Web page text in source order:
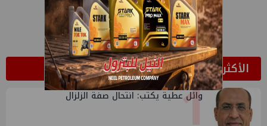
الأكثر قراءة
وائل عطية يكتب: انتحال صفة الزلزال